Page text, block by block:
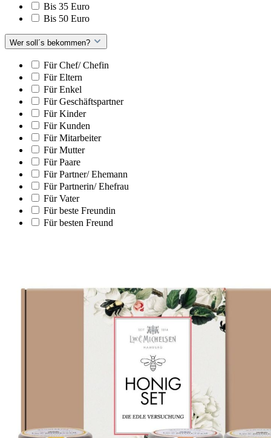
Bis 35 Euro
Bis 50 Euro
Wer soll´s bekommen?
Für Chef/ Chefin
Für Eltern
Für Enkel
Für Geschäftspartner
Für Kinder
Für Kunden
Für Mitarbeiter
Für Mutter
Für Paare
Für Partner/ Ehemann
Für Partnerin/ Ehefrau
Für Vater
Für beste Freundin
Für besten Freund